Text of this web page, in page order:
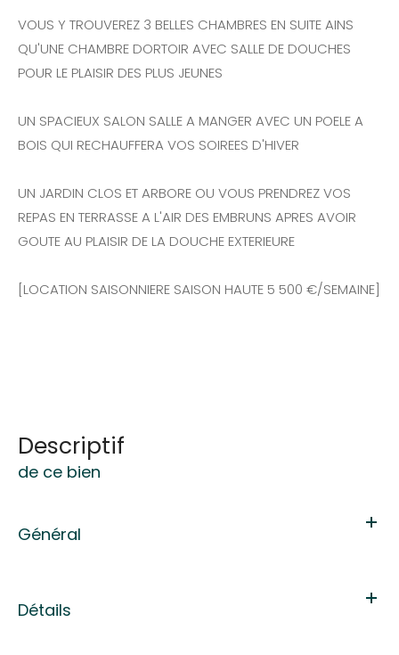
VOUS Y TROUVEREZ 3 BELLES CHAMBRES EN SUITE AINS
QU'UNE CHAMBRE DORTOIR AVEC SALLE DE DOUCHES
POUR LE PLAISIR DES PLUS JEUNES
UN SPACIEUX SALON SALLE A MANGER AVEC UN POELE A
BOIS QUI RECHAUFFERA VOS SOIREES D'HIVER
UN JARDIN CLOS ET ARBORE OU VOUS PRENDREZ VOS
REPAS EN TERRASSE A L'AIR DES EMBRUNS APRES AVOIR
GOUTE AU PLAISIR DE LA DOUCHE EXTERIEURE
[LOCATION SAISONNIERE SAISON HAUTE 5 500 €/SEMAINE]
descriptif
de ce bien
Général
Détails